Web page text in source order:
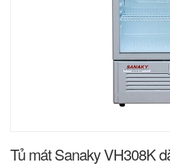
Tủ mát Sanaky VH308K